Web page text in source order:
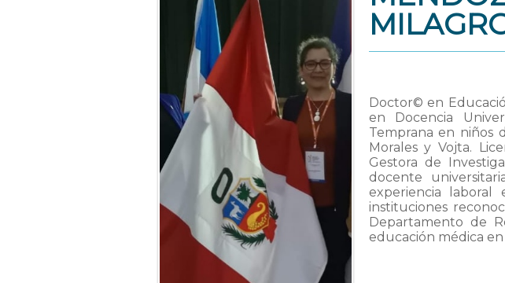
Doctor© en
en Docencia
Temprana en niños
Morales y Vojta.
Gestora de
docente
experiencia laboral
instituciones
Departamento de
educación médica